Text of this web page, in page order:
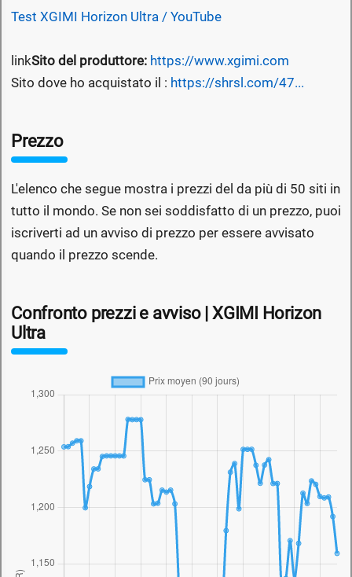
Test XGIMI Horizon Ultra / YouTube
linkSito del produttore: https://www.xgimi.com
Sito dove ho acquistato il : https://shrsl.com/47...
Prezzo
L'elenco che segue mostra i prezzi del da più di 50 siti in
tutto il mondo. Se non sei soddisfatto di un prezzo, puoi
iscriverti ad un avviso di prezzo per essere avvisato
quando il prezzo scende.
Confronto prezzi e avviso | XGIMI Horizon
Ultra